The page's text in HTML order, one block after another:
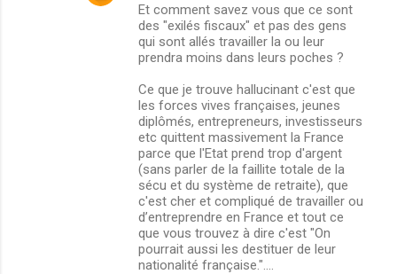
Et comment savez vous que ce sont
des "exilés fiscaux" et pas des gens
qui sont allés travailler la ou leur
prendra moins dans leurs poches ?
Ce que je trouve hallucinant c'est que
les forces vives françaises, jeunes
diplômés, entrepreneurs, investisseurs
etc quittent massivement la France
parce que l'Etat prend trop d'argent
(sans parler de la faillite totale de la
sécu et du système de retraite), que
c'est cher et compliqué de travailler ou
d’entreprendre en France et tout ce
que vous trouvez à dire c'est "On
pourrait aussi les destituer de leur
nationalité française."....